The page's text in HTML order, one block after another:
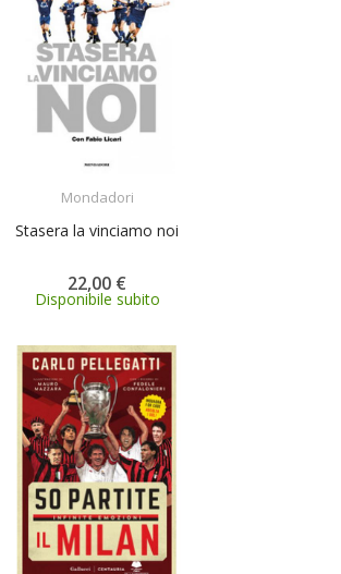
Mondadori
Stasera la vinciamo noi
22,00 €
Disponibile subito